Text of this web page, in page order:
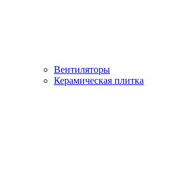
Вентиляторы
Керамическая плитка